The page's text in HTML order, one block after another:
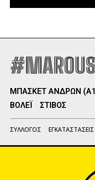
ΜΠΑΣΚΕΤ ΑΝΔΡΩΝ
ΒΟΛΕΪ
ΣΤΙΒΟΣ
ΣΥΛΛΟΓΟΣ ΕΓΚΑΤΑΣΤΑΣΕΙΣ